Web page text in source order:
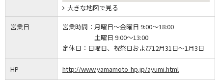
大きな地図で見る
営業日 営業時間： 月曜日～金曜日 9:00～18:00
土曜日 9:00～13:00
定休日： 日曜日、祝祭日および12月31日～1月3日
HP http://www.yamamoto-hp.jp/ayumi.html